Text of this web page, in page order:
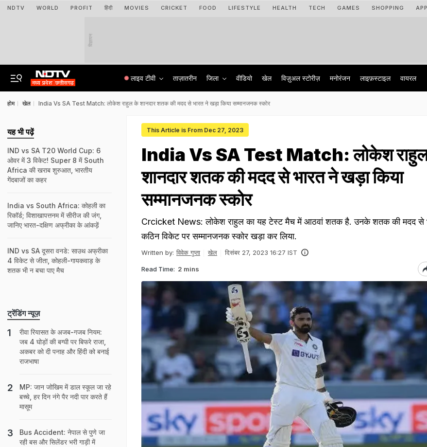
NDTV WORLD PROFIT हिंदी MOVIES CRICKET FOOD LIFESTYLE HEALTH TECH GAMES SHOPPING
विज्ञापन
लाइव टीवी ताज़ातरीन जिला वीडियो खेल विज़ुअल स्टोरीज़ मनोरंजन लाइफ़स्टाइल वायरल
होम खेल India Vs SA Test Match: लोकेश राहुल के शानदार शतक की मदद से भारत ने खड़ा किया सम्मानजनक स्कोर
This Article is From Dec 27, 2023
India Vs SA Test Match: लोकेश
शानदार शतक की मदद से भारत ने खड़ा किया
सम्मानजनक स्कोर
Crcicket News: लोकेश राहुल का यह टेस्ट मैच में आठवां शतक है. उनके शतक की मदद से
कठिन विकेट पर सम्मानजनक स्कोर खड़ा कर लिया.
Written by: विवेक गुप्ता खेल दिसंबर 27, 2023 16:27 IST
Read Time: 2 mins
यह भी पढ़ें
IND vs SA T20 World Cup: 6
ओवर में 3 विकेट! Super 8 में South
Africa की खराब शुरुआत, भारतीय
गेंदबाजों का कहर
India vs South Africa: कोहली का
रिकॉर्ड; विशाखापत्तनम में सीरीज की जंग,
जानिए भारत-दक्षिण अफ्रीका के आंकड़ें
IND vs SA दूसरा वनडे: साउथ अफ्रीका
4 विकेट से जीता, कोहली-गायकवाड़ के
शतक भी न बचा पाए मैच
ट्रेंडिंग न्यूज़
रीवा रियासत के अजब-गजब नियम:
जब 4 घोड़ों की बग्घी पर बिफरे राजा,
अकबर को दी पनाह और हिंदी को बनाई
राजभाषा
MP: जान जोखिम में डाल स्कूल जा रहे
बच्चे, हर दिन नंगे पैर नदी पार करते हैं
मासूम
Bus Accident: नेपाल से पुणे जा
रही बस और सिलेंडर भरी गाड़ी में